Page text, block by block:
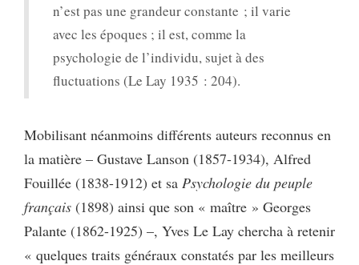
n’est pas une grandeur constante ; il varie
avec les époques ; il est, comme la
psychologie de l’individu, sujet à des
fluctuations (Le Lay 1935 : 204).
Mobilisant néanmoins différents auteurs reconnus en
la matière – Gustave Lanson (1857-1934), Alfred
Fouillée (1838-1912) et sa Psychologie du peuple
français (1898) ainsi que son « maître » Georges
Palante (1862-1925) –, Yves Le Lay chercha à retenir
« quelques traits généraux constatés par les meilleurs